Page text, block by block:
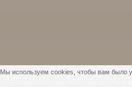
Мы используем cookies, чтобы вам было